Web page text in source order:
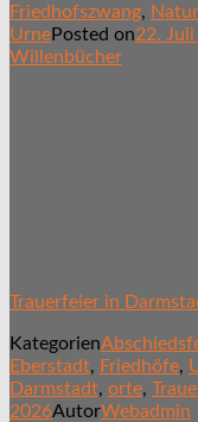
Friedhofszwang, Natur
UrnePosted on22.
Willenbücher
Trauerfeier in
Kategorien
Eberstadt, Friedhöfe,
Darmstadt, orte,
2026AutorWebadmin